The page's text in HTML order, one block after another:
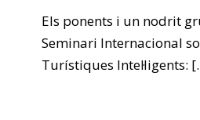
Els ponents i un nodrit
Seminari Internacional
Turístiques Intel·ligents: